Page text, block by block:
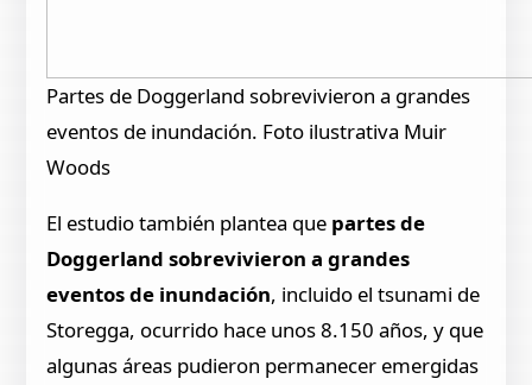
Partes de Doggerland sobrevivieron a grandes
eventos de inundación. Foto ilustrativa Muir
Woods
El estudio también plantea que partesde
Doggerland sobrevivieron a grandes
eventos de inundación, incluido el tsunami de
Storegga, ocurrido hace unos 8.150 años, y que
algunas áreas pudieron permanecer emergidas